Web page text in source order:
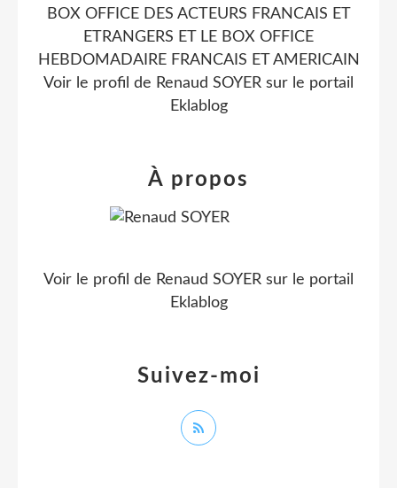
BOX OFFICE DES ACTEURS FRANCAIS ET
ETRANGERS ET LE BOX OFFICE
HEBDOMADAIRE FRANCAIS ET AMERICAIN
Voir le profil de Renaud SOYER sur le portail
Eklablog
Suivez-moi
À propos
Voir le profil de Renaud SOYER sur le portail
Eklablog